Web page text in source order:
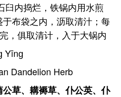
臼内捣烂，铁锅内用水煎
布袋之内，沥取清汁；每
，俱取清计，入于大锅内
Yīnɡ
Dandelion Herb
公草、耩褥草、仆公英、仆